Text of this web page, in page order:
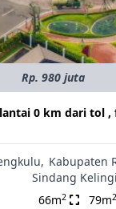
Rp. 980 juta
0 km dari tol ,
Kabupaten
Sindang
66m2 79m2